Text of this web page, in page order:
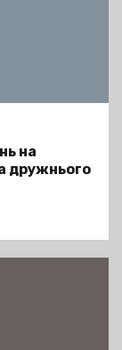
на
дружнього